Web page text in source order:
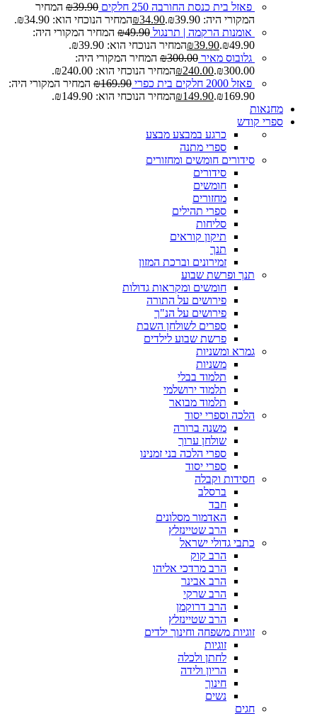
פאזל בית כנסת החורבה 250 חלקים ₪39.90
המחיר
המקורי היה: ₪39.90.
₪34.90
המחיר הנוכחי הוא: ₪34.90.
אומנות הרקמה | תרנגול
₪49.90
המחיר המקורי היה:
₪49.90.
₪39.90
המחיר הנוכחי הוא: ₪39.90.
גלובוס מאיר
₪300.00
המחיר המקורי היה:
₪300.00.
₪240.00
המחיר הנוכחי הוא: ₪240.00.
פאזל 2000 חלקים בית כפרי
₪169.90
המחיר המקורי היה:
₪169.90.
₪149.90
המחיר הנוכחי הוא: ₪149.90.
מחנאות
ספרי קודש
כרגע במבצע מבצע
ספרי מתנה
סידורים חומשים ומחזורים
סידורים
חומשים
מחזורים
ספרי תהילים
סליחות
תיקון קוראים
תנך
זמירונים וברכת המזון
תנך ופרשת שבוע
חומשים ומקראות גדולות
פירושים על התורה
פירושים על הנ"ך
ספרים לשולחן השבת
פרשת שבוע לילדים
גמרא ומשניות
משניות
תלמוד בבלי
תלמוד ירושלמי
תלמוד מבואר
הלכה וספרי יסוד
משנה ברורה
שולחן ערוך
ספרי הלכה בני זמנינו
ספרי יסוד
חסידות וקבלה
ברסלב
חבד
האדמור מסלונים
הרב שטיינזלץ
כתבי גדולי ישראל
הרב קוק
הרב מרדכי אליהו
הרב אבינר
הרב שרקי
הרב דרוקמן
הרב שטיינזלץ
זוגיות משפחה וחינוך ילדים
זוגיות
לחתן ולכלה
הריון ולידה
חינוך
נשים
חגים